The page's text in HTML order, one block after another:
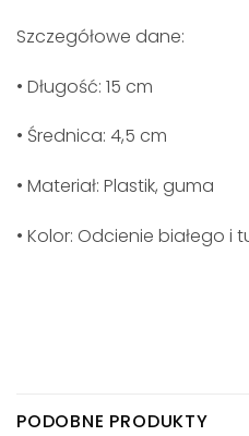
Szczegółowe dane:
• Długość: 15 cm
• Średnica: 4,5 cm
• Materiał: Plastik, guma
• Kolor: Odcienie białego i
PODOBNE PRODUKTY